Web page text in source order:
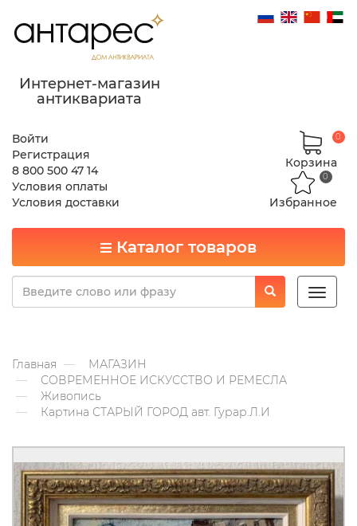
Интернет-магазин
антиквариата
Войти
Регистрация
8 800 500 47 14
Условия оплаты
Условия доставки
Корзина
0
Избранное
0
Каталог товаров
Toggle
Главная
МАГАЗИН
СОВРЕМЕННОЕ ИСКУССТВО И РЕМЕСЛА
Живопись
Картина СТАРЫЙ ГОРОД авт. Гурар.Л.И